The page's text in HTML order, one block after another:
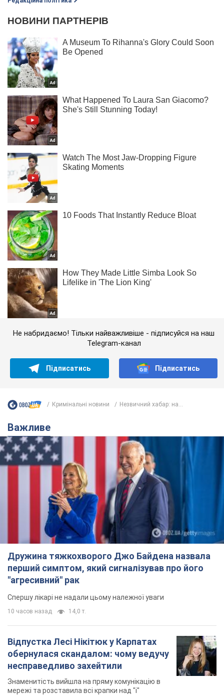
Не набридаємо! Тільки найважливіше - підписуйся на наш
Telegram-канал
Підписатись Підписатись
Кримінальні новини Незвичний хабар: на...
Важливе
Дружина тяжкохворого Джо Байдена назвала
перший симптом, який сигналізував про його
"агресивний" рак
Спершу лікарі не надали цьому належної уваги
10 часов назад 14,0 т.
Відпустка Лесі Нікітюк у Карпатах
обернулася скандалом: чому ведучу
несправедливо захейтили
Знаменитість вийшла на пряму комунікацію в
мережі та розставила всі крапки над "і"